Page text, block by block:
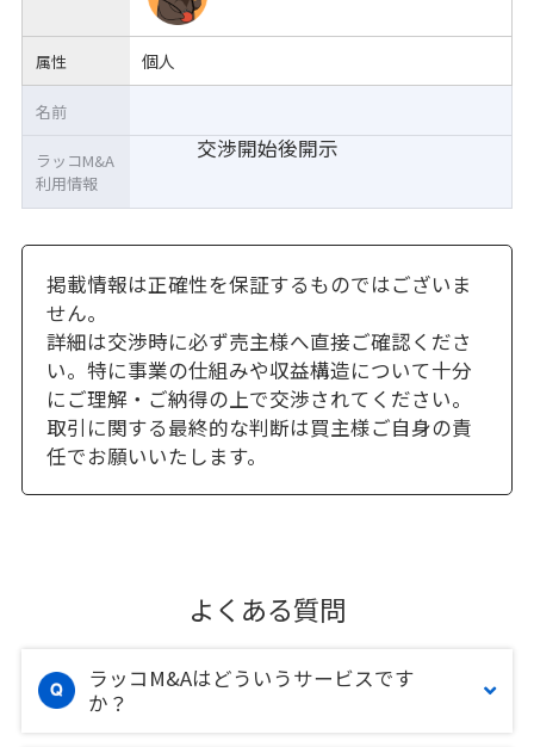
属性 個人
交渉開始後開示
名前
ラッコM&A
利用情報
掲載情報は正確性を保証するものではございま
せん。
詳細は交渉時に必ず売主様へ直接ご確認くださ
い。特に事業の仕組みや収益構造について十分
にご理解・ご納得の上で交渉されてください。
取引に関する最終的な判断は買主様ご自身の責
任でお願いいたします。
よくある質問
ラッコM&Aはどういうサービスです
か？